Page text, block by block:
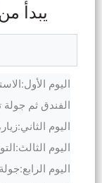
يبدأ
اليوم
الفندق ثم جولة
اليوم
اليوم
اليوم